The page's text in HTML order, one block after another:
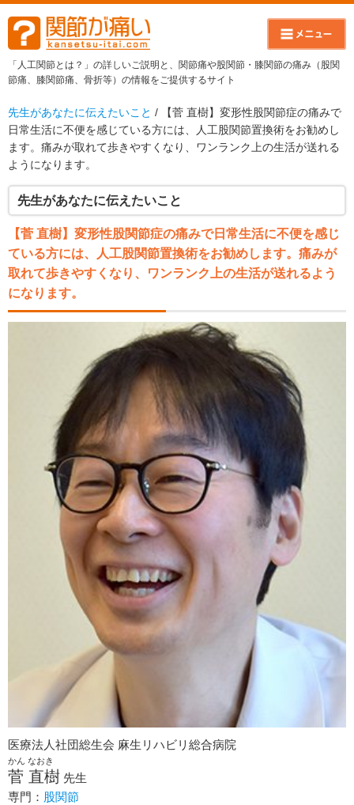
「人工関節とは？」の詳しいご説明と、関節痛や股関節・膝関節の痛み（股関
節痛、膝関節痛、骨折等）の情報をご提供するサイト
先生があなたに伝えたいこと / 【菅 直樹】変形性股関節症の痛みで
日常生活に不便を感じている方には、人工股関節置換術をお勧めし
ます。痛みが取れて歩きやすくなり、ワンランク上の生活が送れる
ようになります。
先生があなたに伝えたいこと
【菅 直樹】変形性股関節症の痛みで日常生活に不便を感じ
ている方には、人工股関節置換術をお勧めします。痛みが
取れて歩きやすくなり、ワンランク上の生活が送れるよう
になります。
医療法人社団総生会 麻生リハビリ総合病院
かん なおき
菅 直樹 先生
専門： 股関節